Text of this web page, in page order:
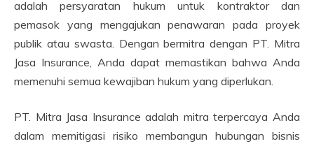
adalah persyaratan hukum untuk kontraktor dan
pemasok yang mengajukan penawaran pada proyek
publik atau swasta. Dengan bermitra dengan PT. Mitra
Jasa Insurance, Anda dapat memastikan bahwa Anda
memenuhi semua kewajiban hukum yang diperlukan.
PT. Mitra Jasa Insurance adalah mitra terpercaya Anda
dalam memitigasi risiko membangun hubungan bisnis